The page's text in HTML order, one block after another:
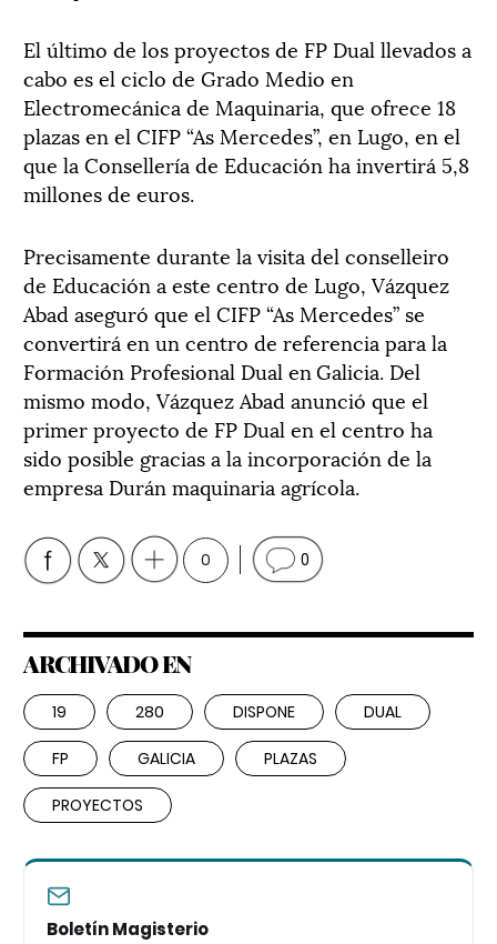
El último de los proyectos de FP Dual llevados a
cabo es el ciclo de Grado Medio en
Electromecánica de Maquinaria, que ofrece 18
plazas en el CIFP “As Mercedes”, en Lugo, en el
que la Consellería de Educación ha invertirá 5,8
millones de euros.
Precisamente durante la visita del conselleiro
de Educación a este centro de Lugo, Vázquez
Abad aseguró que el CIFP “As Mercedes” se
convertirá en un centro de referencia para la
Formación Profesional Dual en Galicia. Del
mismo modo, Vázquez Abad anunció que el
primer proyecto de FP Dual en el centro ha
sido posible gracias a la incorporación de la
empresa Durán maquinaria agrícola.
0 0
ARCHIVADO EN
19 280 DISPONE DUAL
FP GALICIA PLAZAS
PROYECTOS
Boletín Magisterio